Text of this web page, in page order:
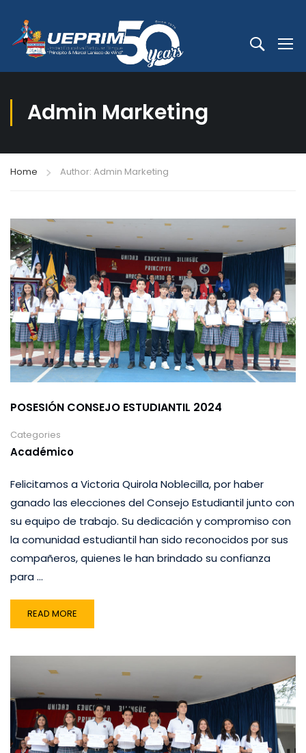
Admin Marketing
Home Author: Admin Marketing
POSESIÓN CONSEJO ESTUDIANTIL 2024
Categories
Académico
Felicitamos a Victoria Quirola Noblecilla, por haber
ganado las elecciones del Consejo Estudiantil junto con
su equipo de trabajo. Su dedicación y compromiso con
la comunidad estudiantil han sido reconocidos por sus
compañeros, quienes le han brindado su confianza
para …
READ MORE